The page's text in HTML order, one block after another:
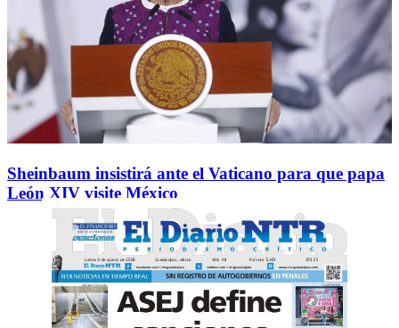
Sheinbaum insistirá ante el Vaticano para que papa
León XIV visite México